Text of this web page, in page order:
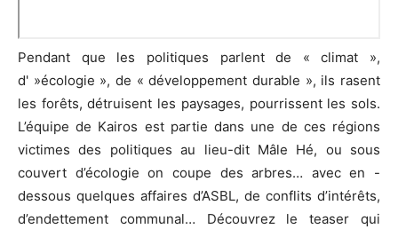
Pendant que les politiques parlent de « climat »,
d' »écologie », de « développement durable », ils rasent
les forêts, détruisent les paysages, pourrissent les sols.
L’équipe de Kairos est partie dans une de ces régions
victimes des politiques au lieu-dit Mâle Hé, ou sous
couvert d’écologie on coupe des arbres… avec en -
dessous quelques affaires d’ASBL, de conflits d’intérêts,
d’endettement communal… Découvrez le teaser qui